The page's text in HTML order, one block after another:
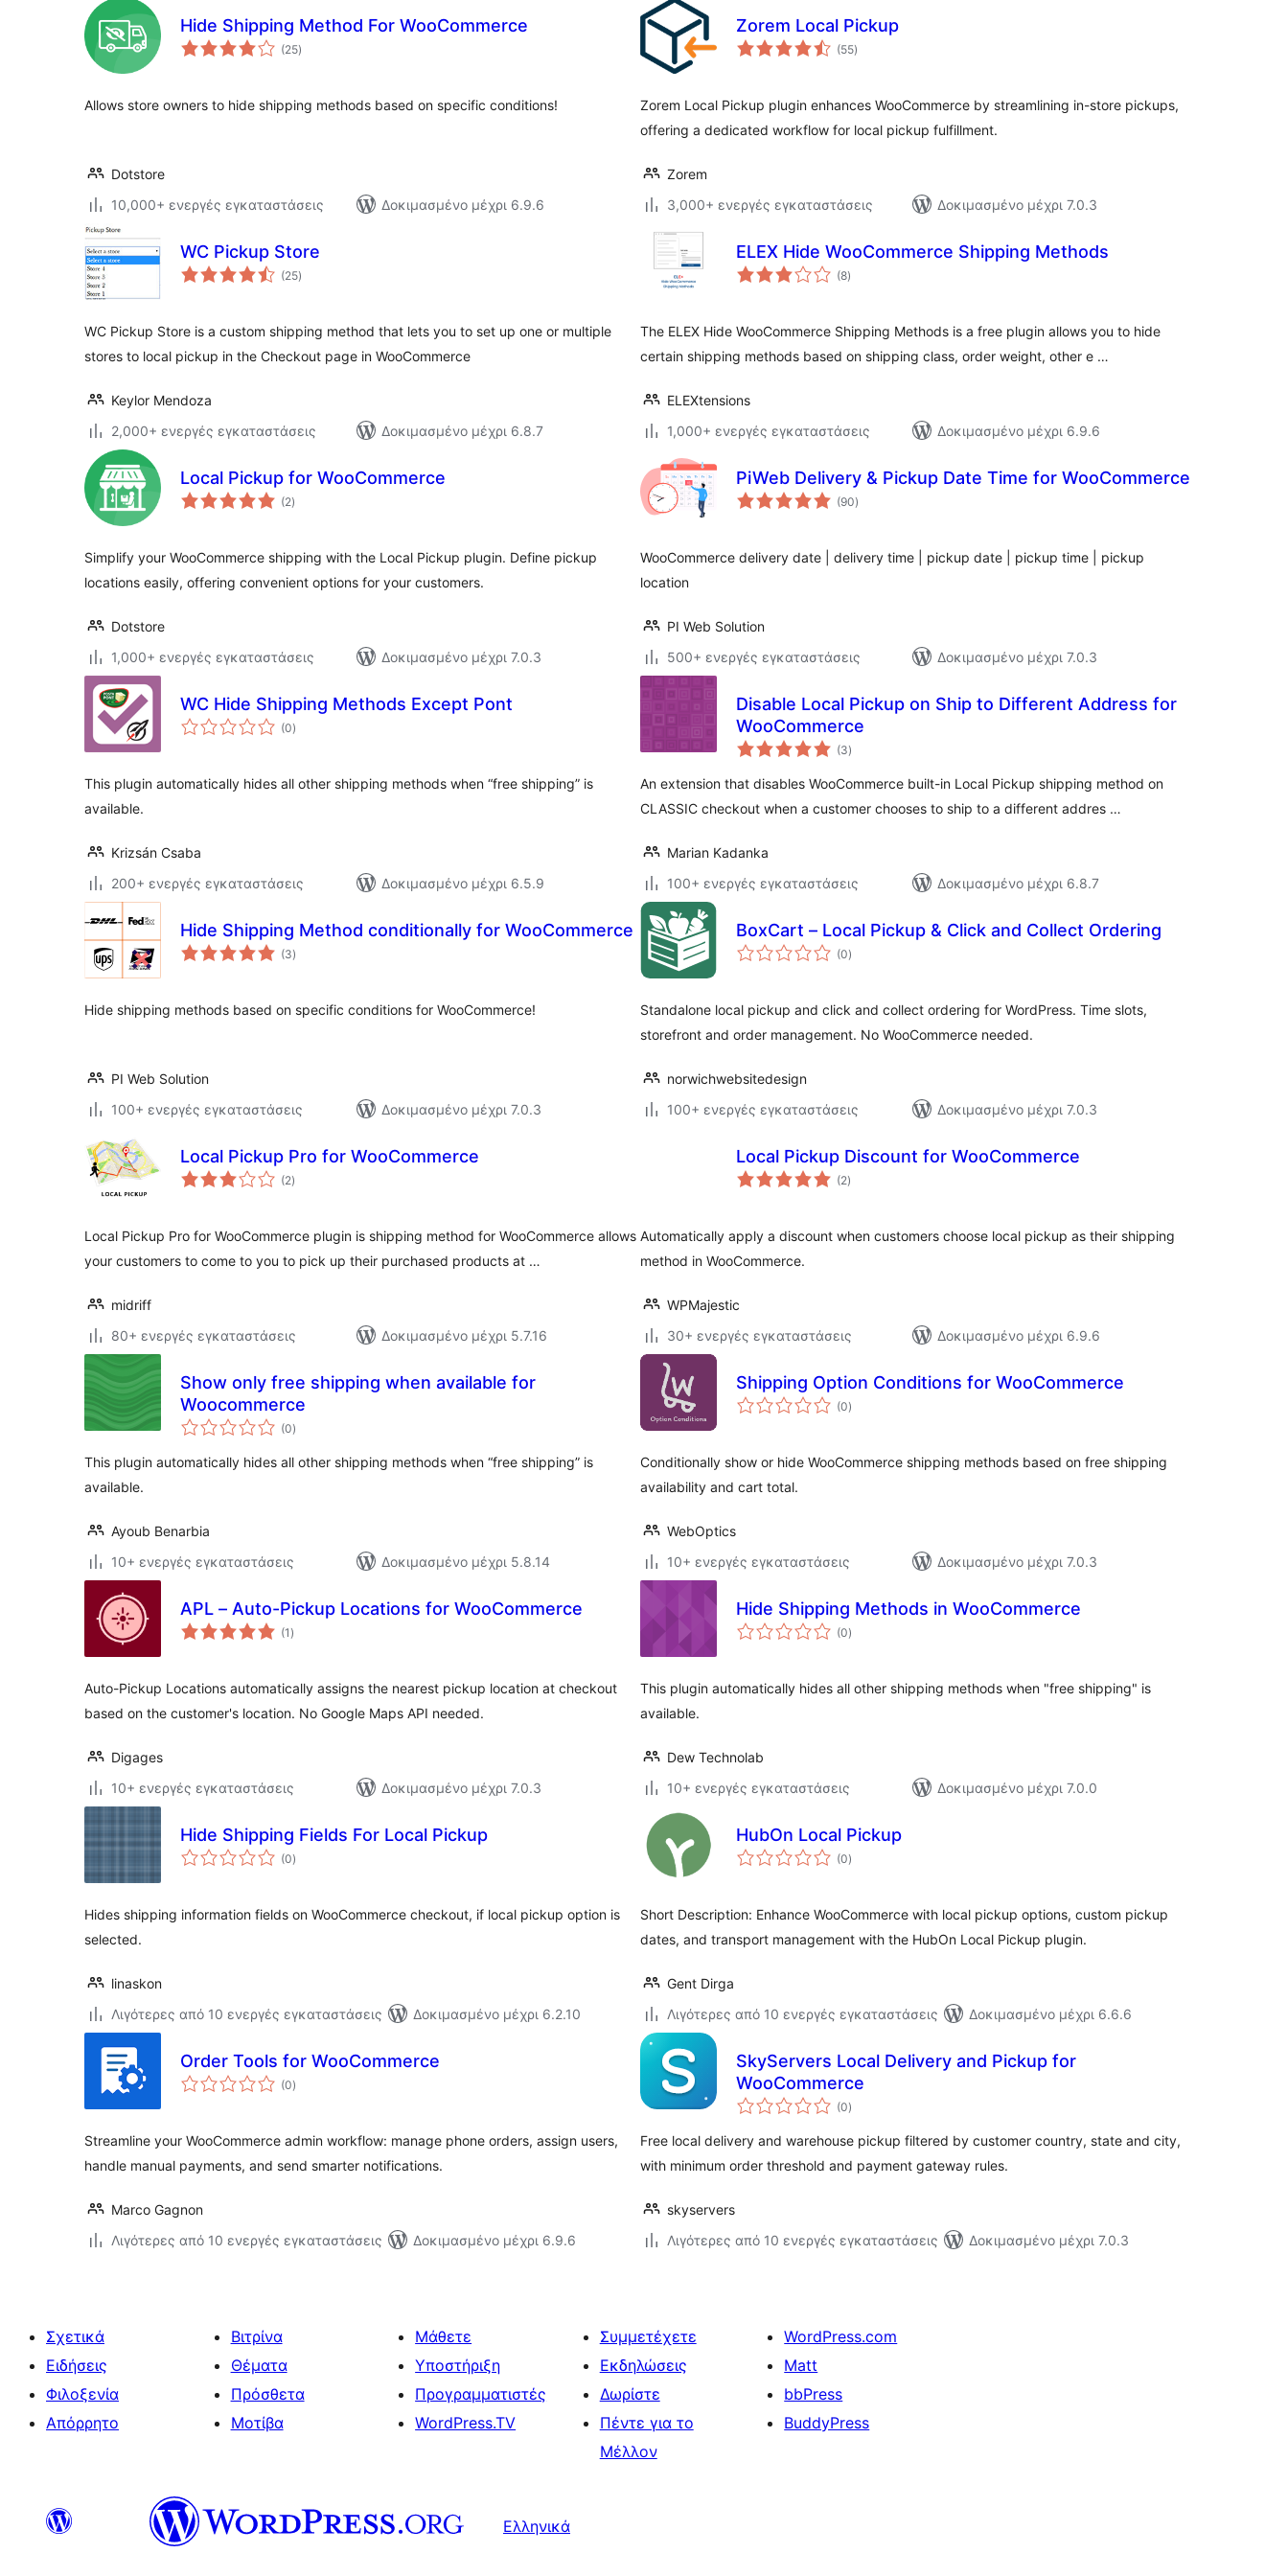
Hide Shipping Method For WooCommerce
(25αξιολογήσεις
σύνολο
)
Allows store owners to hide shipping methods based on specific conditions!
Dotstore
10,000+ ενεργές εγκαταστάσεις
Δοκιμασμένο μέχρι 6.9.6
Zorem Local Pickup
(55αξιολογήσεις
σύνολο
)
Zorem Local Pickup plugin enhances WooCommerce by streamlining in-store pickups,
offering a dedicated workflow for local pickup fulfillment.
Zorem
3,000+ ενεργές εγκαταστάσεις
Δοκιμασμένο μέχρι 7.0.3
WC Pickup Store
(25αξιολογήσεις
σύνολο
)
WC Pickup Store is a custom shipping method that lets you to set up one or multiple
stores to local pickup in the Checkout page in WooCommerce
Keylor Mendoza
2,000+ ενεργές εγκαταστάσεις
Δοκιμασμένο μέχρι 6.8.7
ELEX Hide WooCommerce Shipping Methods
(8αξιολογήσεις
σύνολο
)
The ELEX Hide WooCommerce Shipping Methods is a free plugin allows you to hide
certain shipping methods based on shipping class, order weight, other e …
ELEXtensions
1,000+ ενεργές εγκαταστάσεις
Δοκιμασμένο μέχρι 6.9.6
Local Pickup for WooCommerce
(2αξιολογήσεις
σύνολο
)
Simplify your WooCommerce shipping with the Local Pickup plugin. Define pickup
locations easily, offering convenient options for your customers.
Dotstore
1,000+ ενεργές εγκαταστάσεις
Δοκιμασμένο μέχρι 7.0.3
PiWeb Delivery & Pickup Date Time for WooCommerce
(90αξιολογήσεις
σύνολο
)
WooCommerce delivery date | delivery time | pickup date | pickup time | pickup
location
PI Web Solution
500+ ενεργές εγκαταστάσεις
Δοκιμασμένο μέχρι 7.0.3
WC Hide Shipping Methods Except Pont
(0αξιολογήσεις
σύνολο
)
This plugin automatically hides all other shipping methods when “free shipping” is
available.
Krizsán Csaba
200+ ενεργές εγκαταστάσεις
Δοκιμασμένο μέχρι 6.5.9
Disable Local Pickup on Ship to Different Address for
WooCommerce
(3αξιολογήσεις
σύνολο
)
An extension that disables WooCommerce built-in Local Pickup shipping method on
CLASSIC checkout when a customer chooses to ship to a different addres …
Marian Kadanka
100+ ενεργές εγκαταστάσεις
Δοκιμασμένο μέχρι 6.8.7
Hide Shipping Method conditionally for WooCommerce
(3αξιολογήσεις
σύνολο
)
Hide shipping methods based on specific conditions for WooCommerce!
PI Web Solution
100+ ενεργές εγκαταστάσεις
Δοκιμασμένο μέχρι 7.0.3
BoxCart – Local Pickup & Click and Collect Ordering
(0αξιολογήσεις
σύνολο
)
Standalone local pickup and click and collect ordering for WordPress. Time slots,
storefront and order management. No WooCommerce needed.
norwichwebsitedesign
100+ ενεργές εγκαταστάσεις
Δοκιμασμένο μέχρι 7.0.3
Local Pickup Pro for WooCommerce
(2αξιολογήσεις
σύνολο
)
Local Pickup Pro for WooCommerce plugin is shipping method for WooCommerce allows
your customers to come to you to pick up their purchased products at …
midriff
80+ ενεργές εγκαταστάσεις
Δοκιμασμένο μέχρι 5.7.16
Local Pickup Discount for WooCommerce
(2αξιολογήσεις
σύνολο
)
Automatically apply a discount when customers choose local pickup as their shipping
method in WooCommerce.
WPMajestic
30+ ενεργές εγκαταστάσεις
Δοκιμασμένο μέχρι 6.9.6
Show only free shipping when available for
Woocommerce
(0αξιολογήσεις
σύνολο
)
This plugin automatically hides all other shipping methods when “free shipping” is
available.
Ayoub Benarbia
10+ ενεργές εγκαταστάσεις
Δοκιμασμένο μέχρι 5.8.14
Shipping Option Conditions for WooCommerce
(0αξιολογήσεις
σύνολο
)
Conditionally show or hide WooCommerce shipping methods based on free shipping
availability and cart total.
WebOptics
10+ ενεργές εγκαταστάσεις
Δοκιμασμένο μέχρι 7.0.3
APL – Auto-Pickup Locations for WooCommerce
(1 αξιολογήσεις
σύνολο
)
Auto-Pickup Locations automatically assigns the nearest pickup location at checkout
based on the customer's location. No Google Maps API needed.
Digages
10+ ενεργές εγκαταστάσεις
Δοκιμασμένο μέχρι 7.0.3
Hide Shipping Methods in WooCommerce
(0αξιολογήσεις
σύνολο
)
This plugin automatically hides all other shipping methods when "free shipping" is
available.
Dew Technolab
10+ ενεργές εγκαταστάσεις
Δοκιμασμένο μέχρι 7.0.0
Hide Shipping Fields For Local Pickup
(0αξιολογήσεις
σύνολο
)
Hides shipping information fields on WooCommerce checkout, if local pickup option is
selected.
linaskon
Λιγότερες από 10 ενεργές εγκαταστάσεις
Δοκιμασμένο μέχρι 6.2.10
HubOn Local Pickup
(0αξιολογήσεις
σύνολο
)
Short Description: Enhance WooCommerce with local pickup options, custom pickup
dates, and transport management with the HubOn Local Pickup plugin.
Gent Dirga
Λιγότερες από 10 ενεργές εγκαταστάσεις
Δοκιμασμένο μέχρι 6.6.6
Order Tools for WooCommerce
(0αξιολογήσεις
σύνολο
)
Streamline your WooCommerce admin workflow: manage phone orders, assign users,
handle manual payments, and send smarter notifications.
Marco Gagnon
Λιγότερες από 10 ενεργές εγκαταστάσεις
Δοκιμασμένο μέχρι 6.9.6
SkyServers Local Delivery and Pickup for
WooCommerce
(0αξιολογήσεις
σύνολο
)
Free local delivery and warehouse pickup filtered by customer country, state and city,
with minimum order threshold and payment gateway rules.
skyservers
Λιγότερες από 10 ενεργές εγκαταστάσεις
Δοκιμασμένο μέχρι 7.0.3
Σχετικά
Ειδήσεις
Φιλοξενία
Απόρρητο
Βιτρίνα
Θέματα
Πρόσθετα
Μοτίβα
Μάθετε
Υποστήριξη
Προγραμματιστές
WordPress.TV
Συμμετέχετε
Εκδηλώσεις
Δωρίστε
Πέντε για το
Μέλλον
WordPress.com
Matt
bbPress
BuddyPress
Ελληνικά